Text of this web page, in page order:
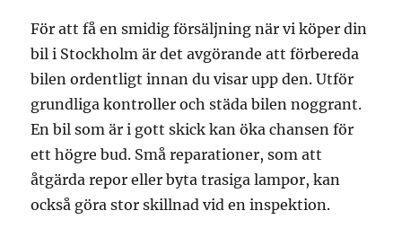
För att få en smidig försäljning när vi köper din
bil i Stockholm är det avgörande att förbereda
bilen ordentligt innan du visar upp den. Utför
grundliga kontroller och städa bilen noggrant.
En bil som är i gott skick kan öka chansen för
ett högre bud. Små reparationer, som att
åtgärda repor eller byta trasiga lampor, kan
också göra stor skillnad vid en inspektion.